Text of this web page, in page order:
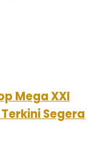
Mega XXI
Segera